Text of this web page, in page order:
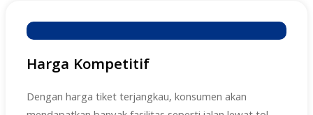
Harga Kompetitif
Dengan harga tiket terjangkau, konsumen akan